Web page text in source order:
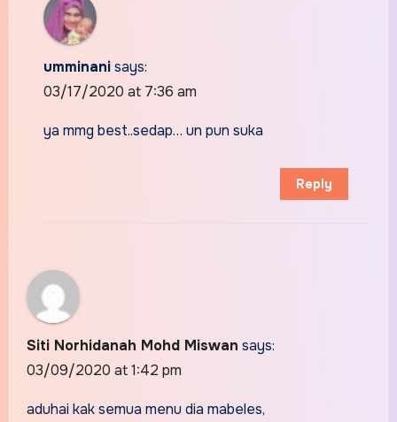
umminanisays:
03/17/2020 at 7:36 am
ya mmg best..sedap… un pun suka
Reply
Siti Norhidanah Mohd Miswan says:
03/09/2020 at 1:42 pm
aduhai kak semua menu dia mabeles,